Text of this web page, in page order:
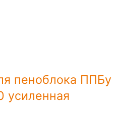
пеноблока ППБу
усиленная